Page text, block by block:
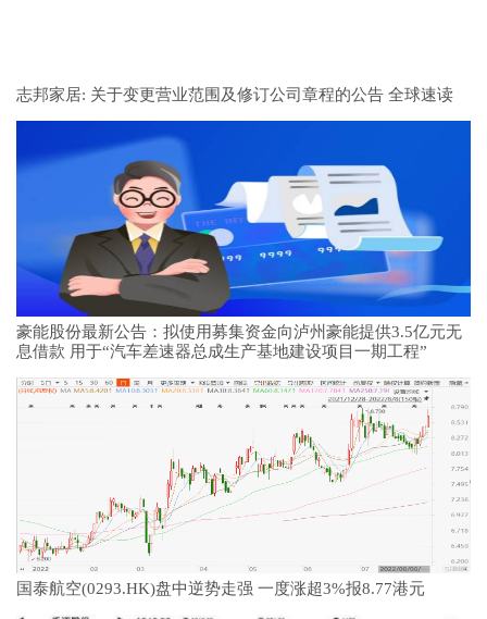
志邦家居: 关于变更营业范围及修订公司章程的公告 全球速读
豪能股份最新公告：拟使用募集资金向泸州豪能提供3.5亿元无
息借款 用于“汽车差速器总成生产基地建设项目一期工程”
国泰航空(0293.HK)盘中逆势走强 一度涨超3%报8.77港元